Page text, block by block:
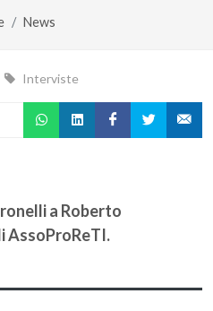
News
Interviste
a Roberto
AssoProReTI.